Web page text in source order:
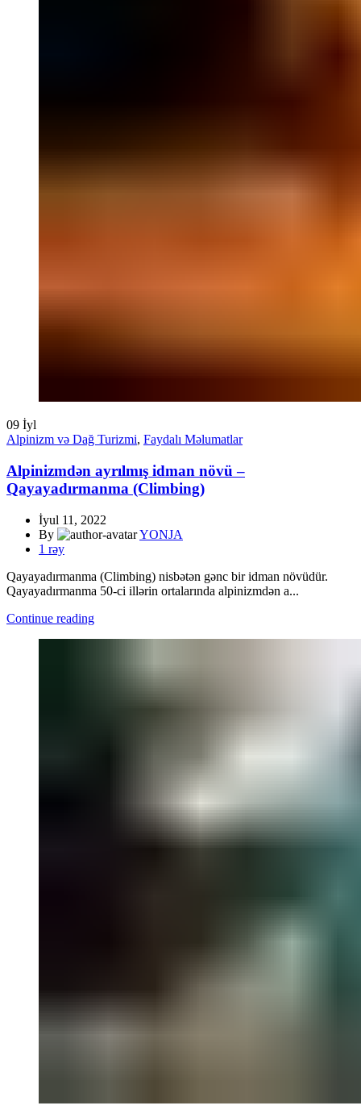
09 İyl
Alpinizm və Dağ Turizmi, Faydalı Məlumatlar
Alpinizmdən ayrılmış idman növü –
Qayayadırmanma (Climbing)
İyul 11, 2022
By
YONJA
1 rəy
Qayayadırmanma (Climbing) nisbətən gənc bir idman növüdür.
Qayayadırmanma 50-ci illərin ortalarında alpinizmdən a...
Continue reading